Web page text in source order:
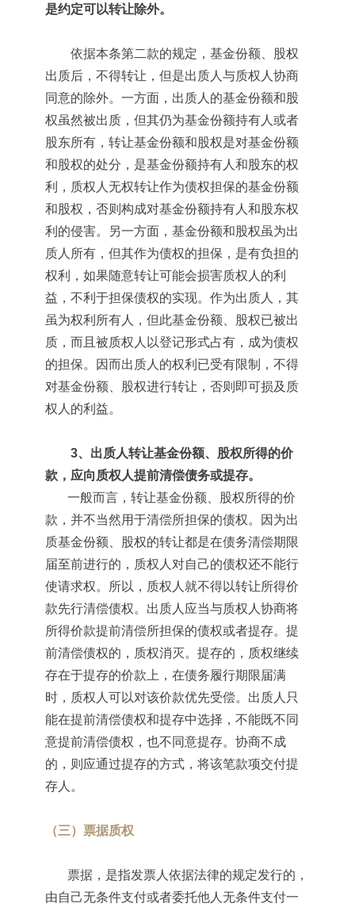
是约定可以转让除外。
依据本条第二款的规定，基金份额、股权
出质后，不得转让，但是出质人与质权人协商
同意的除外。一方面，出质人的基金份额和股
权虽然被出质，但其仍为基金份额持有人或者
股东所有，转让基金份额和股权是对基金份额
和股权的处分，是基金份额持有人和股东的权
利，质权人无权转让作为债权担保的基金份额
和股权，否则构成对基金份额持有人和股东权
利的侵害。另一方面，基金份额和股权虽为出
质人所有，但其作为债权的担保，是有负担的
权利，如果随意转让可能会损害质权人的利
益，不利于担保债权的实现。作为出质人，其
虽为权利所有人，但此基金份额、股权已被出
质，而且被质权人以登记形式占有，成为债权
的担保。因而出质人的权利已受有限制，不得
对基金份额、股权进行转让，否则即可损及质
权人的利益。
3、出质人转让基金份额、股权所得的价
款，应向质权人提前清偿债务或提存。
一般而言，转让基金份额、股权所得的价
款，并不当然用于清偿所担保的债权。因为出
质基金份额、股权的转让都是在债务清偿期限
届至前进行的，质权人对自己的债权还不能行
使请求权。所以，质权人就不得以转让所得价
款先行清偿债权。出质人应当与质权人协商将
所得价款提前清偿所担保的债权或者提存。提
前清偿债权的，质权消灭。提存的，质权继续
存在于提存的价款上，在债务履行期限届满
时，质权人可以对该价款优先受偿。出质人只
能在提前清偿债权和提存中选择，不能既不同
意提前清偿债权，也不同意提存。协商不成
的，则应通过提存的方式，将该笔款项交付提
存人。
（三）票据质权
票据，是指发票人依据法律的规定发行的，
由自己无条件支付或者委托他人无条件支付一